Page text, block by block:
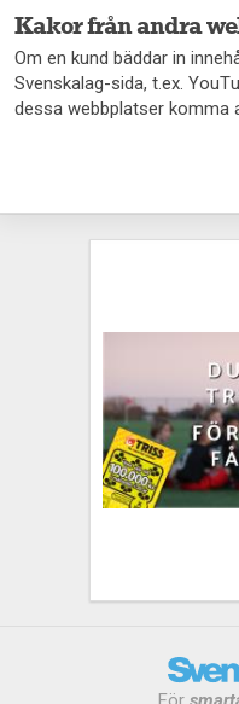
Kakor från andra
Om en kund bäddar in
Svenskalag-sida, t.ex.
dessa webbplatser komma